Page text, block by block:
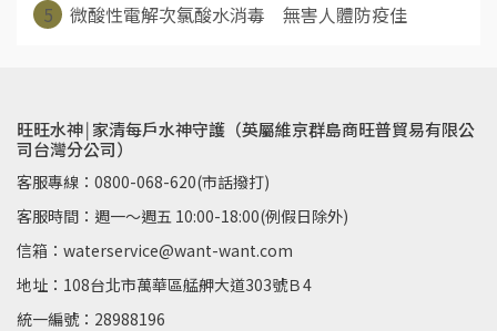
5 微酸性電解次氯酸水消毒 無害人體防疫佳
旺旺水神￨家清每戶水神守護（英屬維京群島商旺普貿易有限公
司台灣分公司）
客服專線：0800-068-620(市話撥打)
客服時間：週一～週五 10:00-18:00(例假日除外)
信箱：waterservice@want-want.com
地址：108台北市萬華區艋舺大道303號Ｂ4
統一編號：28988196